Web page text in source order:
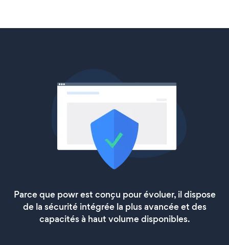
Parce que powr est conçu pour évoluer, il dispose
de la sécurité intégrée la plus avancée et des
capacités à haut volume disponibles.